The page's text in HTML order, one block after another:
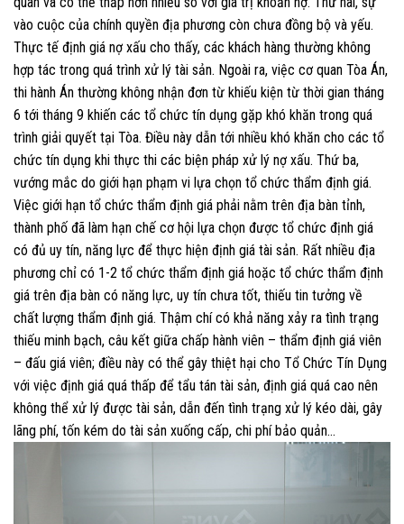
vào cuộc của chính quyền địa phương còn chưa đồng bộ và yếu.
Thực tế định giá nợ xấu cho thấy, các khách hàng thường không
hợp tác trong quá trình xử lý tài sản. Ngoài ra, việc cơ quan Tòa Án,
thi hành Án thường không nhận đơn từ khiếu kiện từ thời gian tháng
6 tới tháng 9 khiến các tổ chức tín dụng gặp khó khăn trong quá
trình giải quyết tại Tòa. Điều này dẫn tới nhiều khó khăn cho các tổ
chức tín dụng khi thực thi các biện pháp xử lý nợ xấu. Thứ ba,
vướng mắc do giới hạn phạm vi lựa chọn tổ chức thẩm định giá.
Việc giới hạn tổ chức thẩm định giá phải nằm trên địa bàn tỉnh,
thành phố đã làm hạn chế cơ hội lựa chọn được tổ chức định giá
có đủ uy tín, năng lực để thực hiện định giá tài sản. Rất nhiều địa
phương chỉ có 1-2 tổ chức thẩm định giá hoặc tổ chức thẩm định
giá trên địa bàn có năng lực, uy tín chưa tốt, thiếu tin tưởng về
chất lượng thẩm định giá. Thậm chí có khả năng xảy ra tình trạng
thiếu minh bạch, câu kết giữa chấp hành viên – thẩm định giá viên
– đấu giá viên; điều này có thể gây thiệt hại cho Tổ Chức Tín Dụng
với việc định giá quá thấp để tẩu tán tài sản, định giá quá cao nên
không thể xử lý được tài sản, dẫn đến tình trạng xử lý kéo dài, gây
lãng phí, tốn kém do tài sản xuống cấp, chi phí bảo quản…